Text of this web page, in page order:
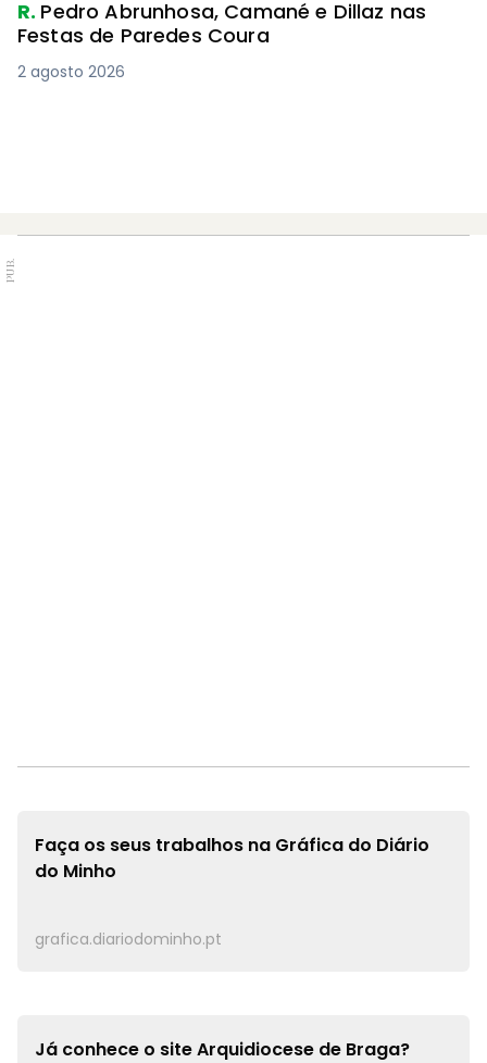
R. Pedro Abrunhosa, Camané e Dillaz nas
Festas de Paredes Coura
2 agosto 2026
PUB.
Faça os seus trabalhos na Gráfica do Diário
do Minho
grafica.diariodominho.pt
Já conhece o siteArquidiocese de Braga?